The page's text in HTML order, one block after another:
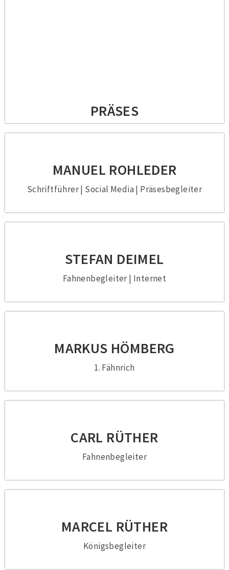
PRÄSES
MANUEL ROHLEDER
Schriftführer | Social Media | Präsesbegleiter
STEFAN DEIMEL
Fahnenbegleiter | Internet
MARKUS HÖMBERG
1. Fähnrich
CARL RÜTHER
Fahnenbegleiter
MARCEL RÜTHER
Königsbegleiter